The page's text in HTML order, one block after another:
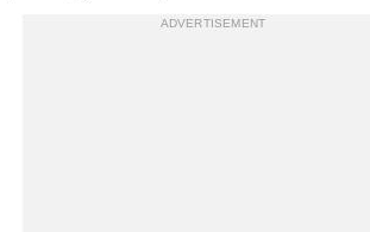
ADVERTISEMENT